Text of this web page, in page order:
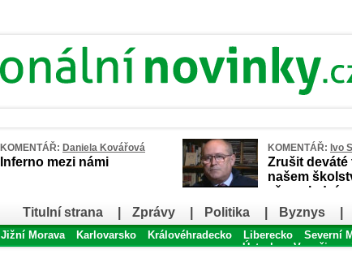
KOMENTÁŘ: Daniela Kovářová
Inferno mezi námi
KOMENTÁŘ: Ivo
Zrušit deváté
našem
až poslední
Titulní strana Zprávy Politika Byznys
Jižní Morava Karlovarsko Královéhradecko Liberecko Severní
Ústecko
Vysočina